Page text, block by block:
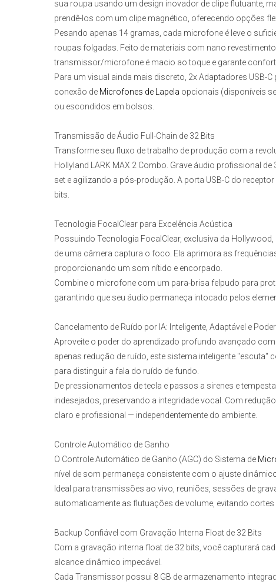
sua roupa usando um design inovador de clipe flutuante,
prendê-los com um clipe magnético, oferecendo opções
Pesando apenas 14 gramas, cada microfone é leve o
roupas folgadas. Feito de materiais com nano
transmissor/microfone é macio ao toque e garante
Para um visual ainda mais discreto, 2x Adaptadores
conexão de Microfones de Lapela opcionais (disponíveis
ou escondidos em bolsos.
Transmissão de Áudio Full-Chain de 32 Bits
Transforme seu fluxo de trabalho de produção com a
Hollyland LARK MAX 2 Combo . Grave áudio profissional
set e agilizando a pós-produção. A porta USB-C do
bits.
Tecnologia FocalClear para Excelência Acústica
Possuindo Tecnologia FocalClear, exclusiva da
de uma câmera captura o foco. Ela aprimora as
proporcionando um som nítido e encorpado.
Combine o microfone com um para-brisa felpudo para
garantindo que seu áudio permaneça intocado pelos
Cancelamento de Ruído por IA: Inteligente, Adaptável e
Aproveite o poder do aprendizado profundo avançado
apenas redução de ruído, este sistema inteligente
para distinguir a fala do ruído de fundo.
De pressionamentos de tecla e passos a sirenes e
indesejados, preservando a integridade vocal. Com
claro e profissional — independentemente do ambiente.
Controle Automático de Ganho
O Controle Automático de Ganho (AGC) do Sistema de
nível de som permaneça consistente com o ajuste
Ideal para transmissões ao vivo, reuniões, sessões de
automaticamente as flutuações de volume, evitando
Backup Confiável com Gravação Interna Float de 32 Bits
Com a gravação interna float de 32 bits, você capturará
alcance dinâmico impecável.
Cada Transmissor possui 8 GB de armazenamento